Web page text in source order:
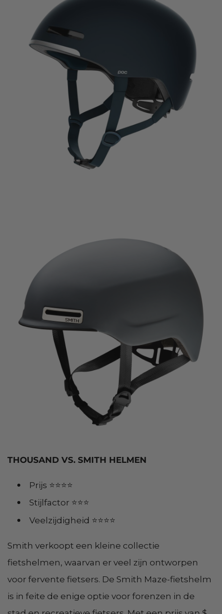
THOUSAND VS. SMITH HELMEN
Prijs ⭐⭐⭐⭐
Stijlfactor ⭐⭐⭐
Veelzijdigheid ⭐⭐⭐⭐
Smith verkoopt een kleine collectie
fietshelmen, waarvan er veel zijn ontworpen
voor fervente fietsers. De Smith Maze-fietshelm
is in feite de enige optie voor forenzen in de